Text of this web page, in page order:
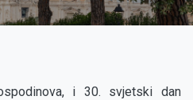
i 30. svjetski dan